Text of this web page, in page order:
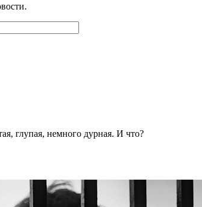
глупая, немного дурная. И что?